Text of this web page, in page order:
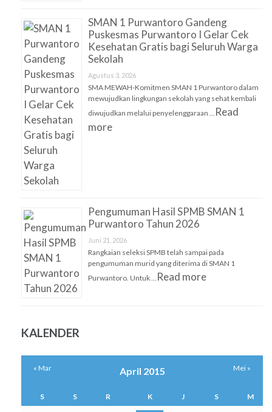
SMAN 1 Purwantoro Gandeng
Puskesmas Purwantoro I Gelar Cek
Kesehatan Gratis bagi Seluruh Warga
Sekolah
Agustus 3, 2026
SMA MEWAH-Komitmen SMAN 1 Purwantoro dalam
mewujudkan lingkungan sekolah yang sehat kembali
diwujudkan melalui penyelenggaraan …
Read
more
Pengumuman Hasil SPMB SMAN 1
Purwantoro Tahun 2026
Juni 21, 2026
Rangkaian seleksi SPMB telah sampai pada
pengumuman murid yang diterima di SMAN 1
Purwantoro. Untuk …
Read more
KALENDER
April 2015
S S R K J S M
« Mar Mei »